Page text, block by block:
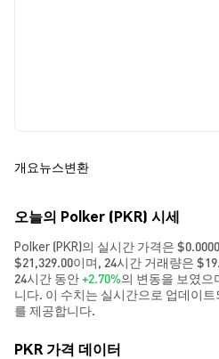
개요뉴스변환
오늘의 Polker (PKR) 시세
Polker (PKR)의 실시간 가격은
$21,329.00이며, 24시간 거래량은
24시간 동안+2.70%의 변동을 보였으
니다. 이 수치는 실시간으로 업데이
를 제공합니다.
PKR 가격 데이터